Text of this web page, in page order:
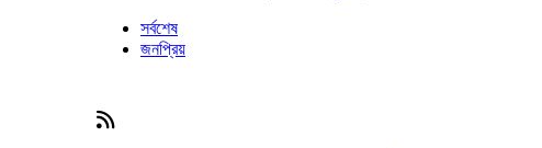
সর্বশেষ
জনপ্রিয়